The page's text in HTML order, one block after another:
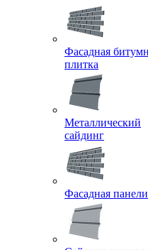
Фасадная
плитка
Металлический
сайдинг
Фасадная